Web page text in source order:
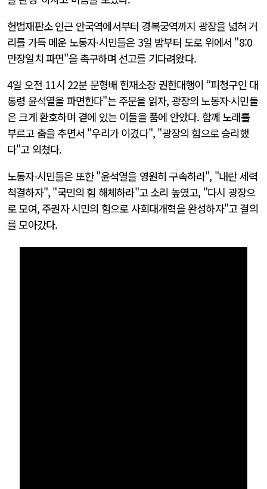
헌법재판소 인근 안국역에서부터 경복궁역까지 광장을 넓혀 거
리를 가득 메운 노동자∙시민들은 3일 밤부터 도로 위에서 "8:0
만장일치 파면"을 촉구하며 선고를 기다려왔다.
4일 오전 11시 22분 문형배 헌재소장 권한대행이 “피청구인 대
통령 윤석열을 파면한다"는 주문을 읽자, 광장의 노동자∙시민들
은 크게 환호하며 곁에 있는 이들을 품에 안았다. 함께 노래를
부르고 춤을 추면서 "우리가 이겼다", "광장의 힘으로 승리했
다"고 외쳤다.
노동자∙시민들은 또한 "윤석열을 영원히 구속하라", "내란 세력
척결하자", "국민의 힘 해체하라"고 소리 높였고, "다시 광장으
로 모여, 주권자 시민의 힘으로 사회대개혁을 완성하자"고 결의
를 모아갔다.